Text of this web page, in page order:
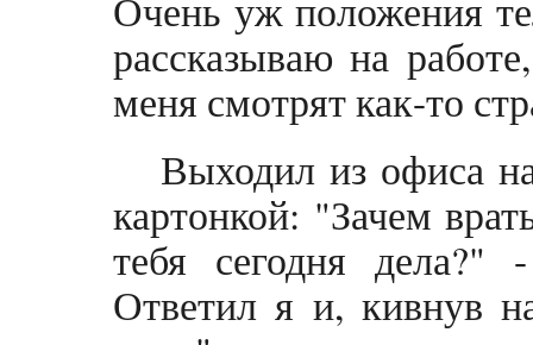
рассказываю на
меня смотрят как-то
Выходил из офиса
картонкой: "Зачем
тебя сегодня
Ответил я и, кивнув